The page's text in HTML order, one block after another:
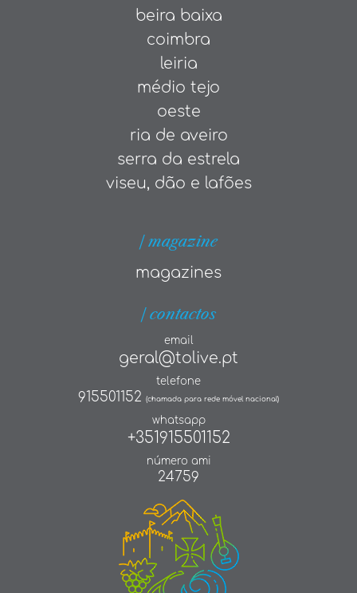
beira baixa
coimbra
leiria
médio tejo
oeste
ria de aveiro
serra da estrela
viseu, dão e lafões
| magazine
magazines
| contactos
email
geral@tolive.pt
telefone
915501152 (chamada para rede móvel nacional)
whatsapp
+351915501152
número ami
24759